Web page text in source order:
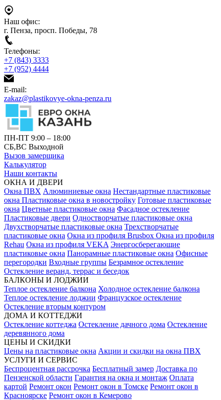
Наш офис:
г. Пенза, просп. Победы, 78
Телефоны:
+7 (843) 3333
+7 (952) 4444
E-mail:
zakaz@plastikovye-okna-penza.ru
ПН-ПТ 9:00 – 18:00
СБ,ВС Выходной
Вызов замерщика
Калькулятор
Наши контакты
ОКНА И ДВЕРИ
Окна ПВХ Алюминиевые окна Нестандартные пластиковые
окна Пластиковые окна в новостройку Готовые пластиковые
окна Цветные пластиковые окна Фасадное остекление
Пластиковые двери Одностворчатые пластиковые окна
Двухстворчатые пластиковые окна Трехстворчатые
пластиковые окна Окна из профиля Brusbox Окна из профиля
Rehau Окна из профиля VEKA Энергосберегающие
пластиковые окна Панорамные пластиковые окна Офисные
перегородки Входные группы Безрамное остекление
Остекление веранд, террас и беседок
БАЛКОНЫ И ЛОДЖИИ
Теплое остекление балкона Холодное остекление балкона
Теплое остекление лоджии Французское остекление
Остекление вторым контуром
ДОМА И КОТТЕДЖИ
Остекление коттеджа Остекление дачного дома Остекление
деревянного дома
ЦЕНЫ И СКИДКИ
Цены на пластиковые окна Акции и скидки на окна ПВХ
УСЛУГИ И СЕРВИС
Беспроцентная рассрочка Бесплатный замер Доставка по
Пензенской области Гарантия на окна и монтаж Оплата
картой Ремонт окон Ремонт окон в Томске Ремонт окон в
Красноярске Ремонт окон в Кемерово